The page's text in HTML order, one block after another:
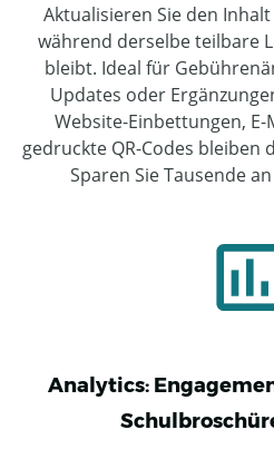
Aktualisieren Sie den
während derselbe teilbare
bleibt. Ideal für
Updates oder
Website-Einbettungen,
gedruckte QR-Codes
Sparen Sie Tausende
Analytics: